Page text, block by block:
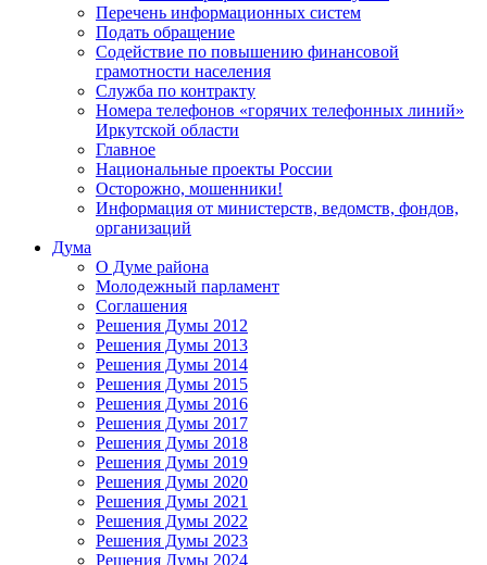
Перечень информационных систем
Подать обращение
Содействие по повышению финансовой
грамотности населения
Служба по контракту
Номера телефонов «горячих телефонных линий»
Иркутской области
Главное
Национальные проекты России
Осторожно, мошенники!
Информация от министерств, ведомств, фондов,
организаций
Дума
О Думе района
Молодежный парламент
Соглашения
Решения Думы 2012
Решения Думы 2013
Решения Думы 2014
Решения Думы 2015
Решения Думы 2016
Решения Думы 2017
Решения Думы 2018
Решения Думы 2019
Решения Думы 2020
Решения Думы 2021
Решения Думы 2022
Решения Думы 2023
Решения Думы 2024